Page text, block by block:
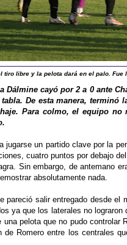
tiro libre y la pelota dará en el palo. Fue
Dálmine cayó por 2 a 0 ante
De esta manera, terminó
Para colmo, el equipo
jugarse un partido clave por la
cuatro puntos por debajo
Sin embargo, de antemano
absolutamente nada.
pareció salir entregado desde el
ya que los laterales no
una pelota que no pudo
Romero entre los centrales